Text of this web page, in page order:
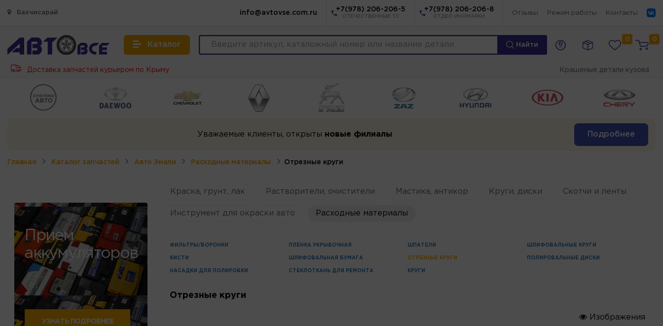
Бахчисарай info@avtovse.com.ru
+7(978) 206-206-5
ОТЕЧЕСТВЕННЫЕ ТС
+7(978) 206-206-8
ОТДЕЛ ИНОМАРКИ
Отзывы Режим работы Контакты
Каталог Найти
0 0
Доставка запчастей курьером по Крыму Крашеные детали кузова
Уважаемые клиенты, открыты новые филиалы Подробнее
Главная Каталог запчастей Авто Эмали Расходные материалы Отрезные круги
Прием
аккумуляторов
УЗНАТЬ ПОДРОБНЕЕ
Краска, грунт, лак Растворители, очистители Мастика, антикор Круги, диски Скотчи и ленты
Инструмент для окраски авто Расходные материалы
ФИЛЬТРЫ/ВОРОНКИ
КИСТИ
НАСАДКИ ДЛЯ ПОЛИРОВКИ
ПЛЕНКА УКРЫВОЧНАЯ
ШЛИФОВАЛЬНАЯ БУМАГА
СТЕКЛОТКАНЬ ДЛЯ РЕМОНТА
ШПАТЕЛИ
ОТРЕЗНЫЕ КРУГИ
КРУГИ
ШЛИФОВАЛЬНЫЕ КРУГИ
ПОЛИРОВАЛЬНЫЕ ДИСКИ
Отрезные круги
Изображения